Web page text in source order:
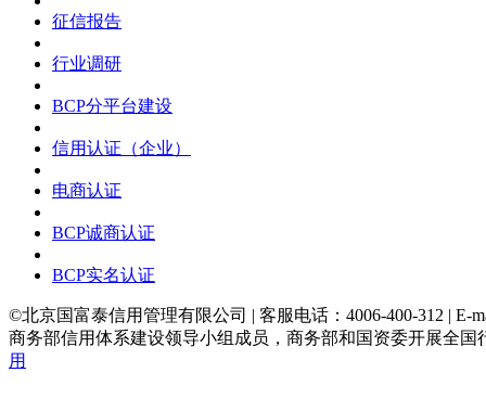
征信报告
行业调研
BCP分平台建设
信用认证（企业）
电商认证
BCP诚商认证
BCP实名认证
©北京国富泰信用管理有限公司 | 客服电话：4006-400-312 | E-
商务部信用体系建设领导小组成员，商务部和国资委开展全国
用